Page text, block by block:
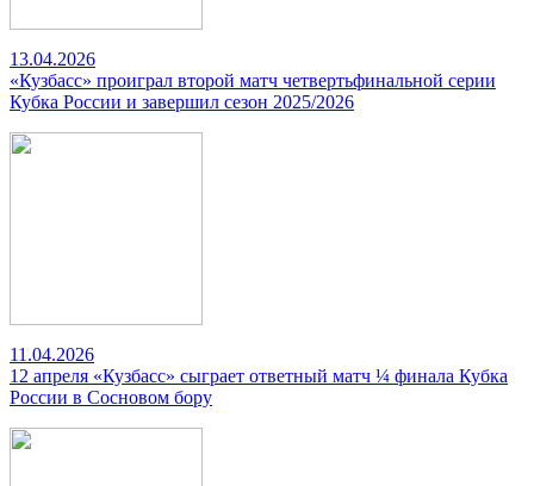
13.04.2026
«Кузбасс» проиграл второй матч четвертьфинальной серии
Кубка России и завершил сезон 2025/2026
11.04.2026
12 апреля «Кузбасс» сыграет ответный матч ¼ финала Кубка
России в Сосновом бору